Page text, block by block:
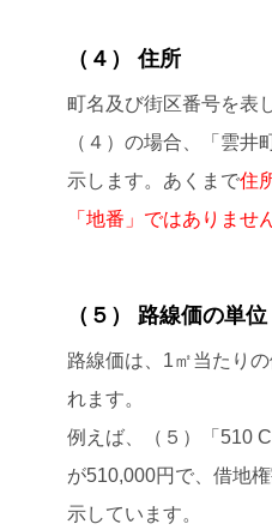
（４） 住所
町名及び街区番号を表
（４）の場合、「雲井
示します。あくまで住
「地番」ではありませ
（５） 路線価の単位
路線価は、1㎡当たり
れます。
例えば、（５）「510
が510,000円で、借地
示しています。